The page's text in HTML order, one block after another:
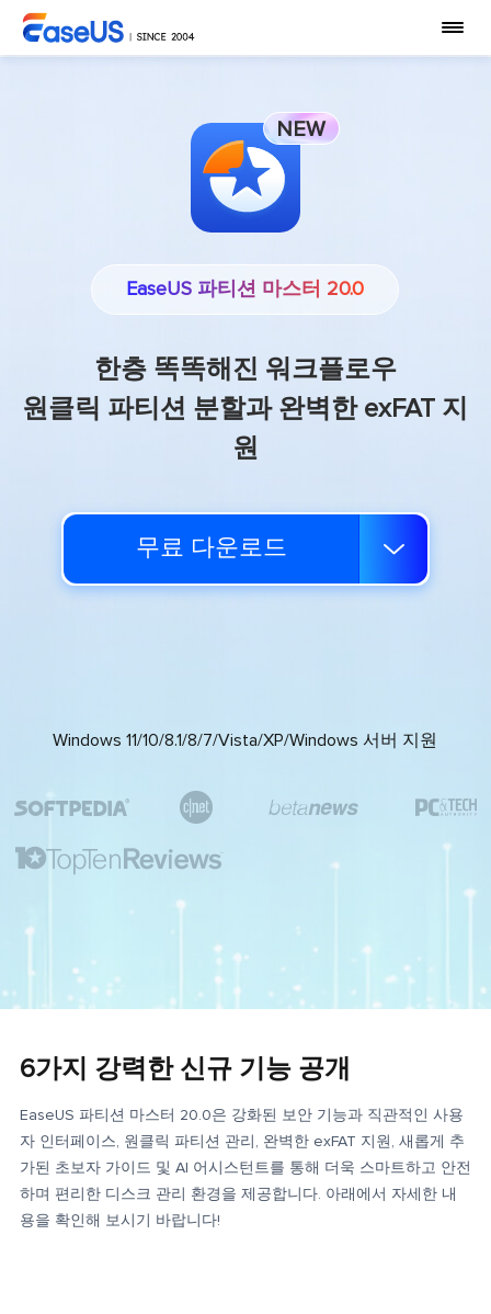
NEW
EaseUS 파티션 마스터 20.0
한층 똑똑해진 워크플로우
원클릭 파티션 분할과 완벽한 exFAT 지
원
무료 다운로드 
Windows 11/10/8.1/8/7/Vista/XP/Windows 서버 지원
   

6가지 강력한 신규 기능 공개
EaseUS 파티션 마스터 20.0은 강화된 보안 기능과 직관적인 사용
자 인터페이스, 원클릭 파티션 관리, 완벽한 exFAT 지원, 새롭게 추
가된 초보자 가이드 및 AI 어시스턴트를 통해 더욱 스마트하고 안전
하며 편리한 디스크 관리 환경을 제공합니다. 아래에서 자세한 내
용을 확인해 보시기 바랍니다!